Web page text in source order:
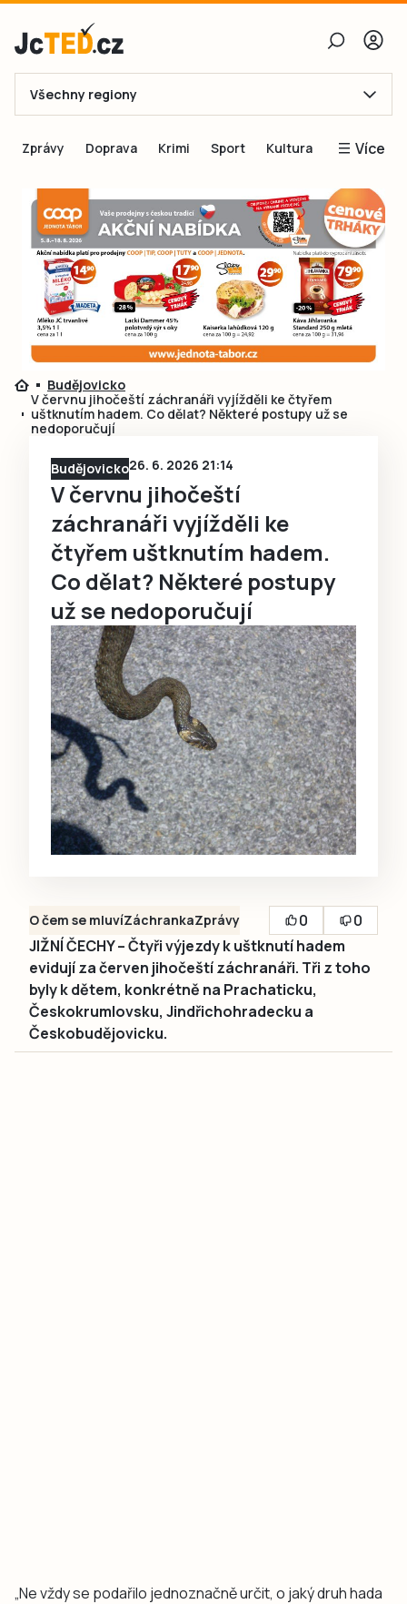
E-mail
Obnovit heslo
Přihlásit se
Přihlásit se přes Facebook
Ještě nemám účet, chci seRegistrovat
Všechny regiony
Zprávy Doprava Krimi Sport Kultura Více
Inspirace
Čtenáři píší
Speciální přílohy
Inzerce
Budějovicko
V červnu jihočeští záchranáři vyjížděli ke čtyřem
uštknutím hadem. Co dělat? Některé postupy už se
nedoporučují
Budějovicko26. 6. 2026 21:14
V červnu jihočeští
záchranáři vyjížděli ke
čtyřem uštknutím hadem.
Co dělat? Některé postupy
už se nedoporučují
O čem se mluvíZáchrankaZprávy 0
0
JIŽNÍ ČECHY – Čtyři výjezdy k uštknutí hadem
evidují za červen jihočeští záchranáři. Tři z toho
byly k dětem, konkrétně na Prachaticku,
Českokrumlovsku, Jindřichohradecku a
Českobudějovicku.
„Ne vždy se podařilo jednoznačně určit, o jaký druh hada